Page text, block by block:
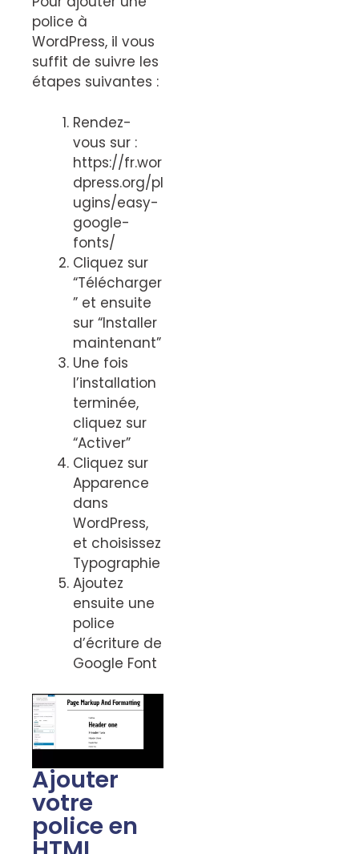
police à
WordPress, il vous
suffit de suivre les
étapes suivantes :
Rendez-
vous sur :
https://fr.wor
dpress.org/pl
ugins/easy-
google-
fonts/
Cliquez sur
“Télécharger
” et ensuite
sur “Installer
maintenant”
Une fois
l’installation
terminée,
cliquez sur
“Activer”
Cliquez sur
Apparence
dans
WordPress,
et choisissez
Typographie
Ajoutez
ensuite une
police
d’écriture de
Google Font
Ajouter
votre
police en